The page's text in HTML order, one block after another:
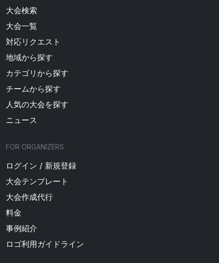
大会検索
大会一覧
対応リクエスト
地域から探す
カテゴリから探す
チームから探す
人気の大会を探す
ニュース
FOR ORGANIZERS
ログイン / 新規登録
大会テンプレート
大会作成代行
料金
事例紹介
ロゴ利用ガイドライン